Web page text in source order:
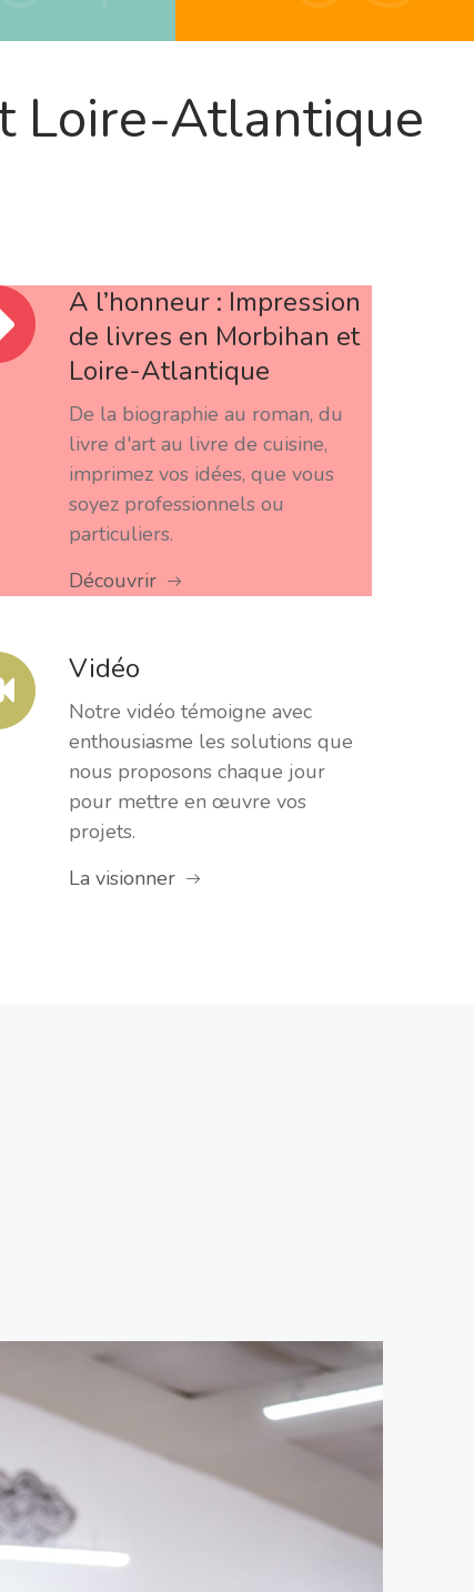
Loire-Atlantique
A l’honneur : Impression
de livres en Morbihan et
Loire-Atlantique
De la biographie au roman, du
livre d'art au livre de cuisine,
imprimez vos idées, que vous
soyez professionnels ou
particuliers.
Découvrir
Vidéo
Notre vidéo témoigne avec
enthousiasme les solutions que
nous proposons chaque jour
pour mettre en œuvre vos
projets.
La visionner